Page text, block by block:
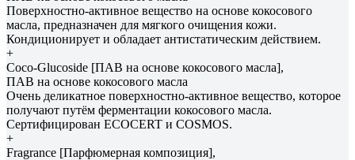
Поверхностно-активное вещество на основе кокосового
масла, предназначен для мягкого очищения кожи.
Кондиционирует и обладает антистатическим действием.
+
Coco-Glucoside [ПАВ на основе кокосового масла],
ПАВ на основе кокосового масла
Очень деликатное поверхностно-активное вещество, которое
получают путём ферментации кокосового масла.
Сертифицирован ECOCERT и COSMOS.
+
Fragrance [Парфюмерная композиция],